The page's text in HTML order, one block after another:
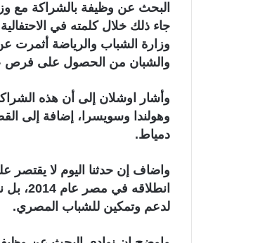
البحث عن وظيفة بالشراكة مع
جاء ذلك خلال كلمته في
وزارة الشباب والرياضة أثمرت
والشبان من الحصول على فرص
وأشار اوشلان إلى أن هذه
وهولندا وسويسرا، إضافة إلى
دمياط.
واضاف إن حدثنا اليوم لا يقتصر
لدعم وتمكين للشباب المصري.